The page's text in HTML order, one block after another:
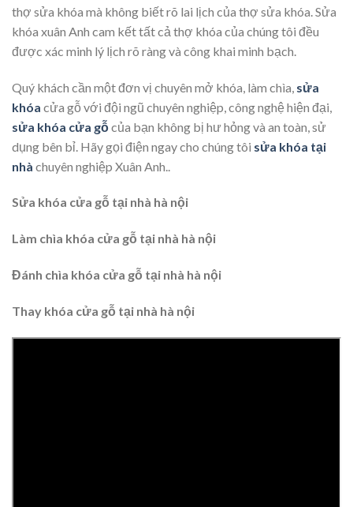
thợ sửa khóa mà không biết rõ lai lịch của thợ sửa khóa. Sửa
khóa xuân Anh cam kết tất cả thợ khóa của chúng tôi đều
được xác minh lý lịch rõ ràng và công khai minh bạch.
Quý khách cần một đơn vị chuyên mở khóa, làm chìa, sửa
khóa cửa gỗ với đội ngũ chuyên nghiệp, công nghệ hiện đại,
sửa khóa cửa gỗcủa bạn không bị hư hỏng và an toàn, sử
dụng bên bỉ. Hãy gọi điện ngay cho chúng tôi sửa khóa tại
nhà chuyên nghiệp Xuân Anh..
Sửa khóa cửa gỗ tại nhà hà nội
Làm chìa khóa cửa gỗ tại nhà hà nội
Đánh chìa khóa cửa gỗ tại nhà hà nội
Thay khóa cửa gỗ tại nhà hà nội